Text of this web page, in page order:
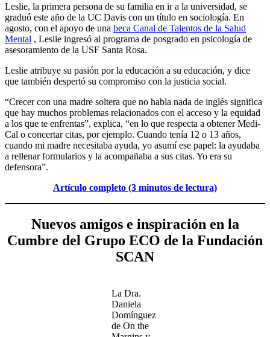
Leslie, la primera persona de su familia en ir a la universidad, se
graduó este año de la UC Davis con un título en sociología. En
agosto, con el apoyo de una beca Canal de Talentos de la Salud
Mental , Leslie ingresó al programa de posgrado en psicología de
asesoramiento de la USF Santa Rosa.
Leslie atribuye su pasión por la educación a su educación, y dice
que también despertó su compromiso con la justicia social.
“Crecer con una madre soltera que no habla nada de inglés significa
que hay muchos problemas relacionados con el acceso y la equidad
a los que te enfrentas”, explica, “en lo que respecta a obtener Medi-
Cal o concertar citas, por ejemplo. Cuando tenía 12 o 13 años,
cuando mi madre necesitaba ayuda, yo asumí ese papel: la ayudaba
a rellenar formularios y la acompañaba a sus citas. Yo era su
defensora”.
Artículo completo (3 minutos de lectura)
Nuevos amigos e inspiración en la
Cumbre del Grupo ECO de la Fundación
SCAN
La Dra.
Daniela
Domínguez
de On the